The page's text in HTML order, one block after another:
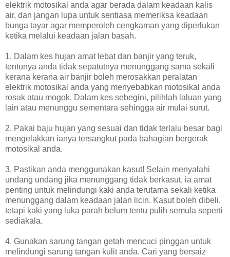
elektrik motosikal anda agar berada dalam keadaan kalis
air, dan jangan lupa untuk sentiasa memeriksa keadaan
bunga tayar agar memperoleh cengkaman yang diperlukan
ketika melalui keadaan jalan basah.
1. Dalam kes hujan amat lebat dan banjir yang teruk,
tentunya anda tidak sepatutnya menunggang sama sekali
kerana kerana air banjir boleh merosakkan peralatan
elektrik motosikal anda yang menyebabkan motosikal anda
rosak atau mogok. Dalam kes sebegini, pilihlah laluan yang
lain atau menunggu sementara sehingga air mulai surut.
2. Pakai baju hujan yang sesuai dan tidak terlalu besar bagi
mengelakkan ianya tersangkut pada bahagian bergerak
motosikal anda.
3. Pastikan anda menggunakan kasut! Selain menyalahi
undang undang jika menunggang tidak berkasut, ia amat
penting untuk melindungi kaki anda terutama sekali ketika
menunggang dalam keadaan jalan licin. Kasut boleh dibeli,
tetapi kaki yang luka parah belum tentu pulih semula seperti
sediakala.
4. Gunakan sarung tangan getah mencuci pinggan untuk
melindungi sarung tangan kulit anda. Cari yang bersaiz